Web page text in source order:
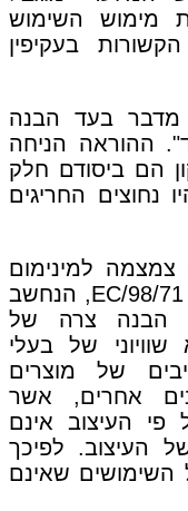
מימוש השימוש
בעקיפין
סעיף 3(4) להוראה 98/71/EC מדבר בעד הבנה
ההוראה הניחה
הם ביסודם חלק
נחוצים החריגים
למינימום
את השפעות סעיף 3(3) להוראה 98/71/EC, הנחשב
הבנה צרה של
של בעלי
של מוצרים
אחרים, אשר
פי העיצוב אינם
העיצוב. לפיכך
שאינם